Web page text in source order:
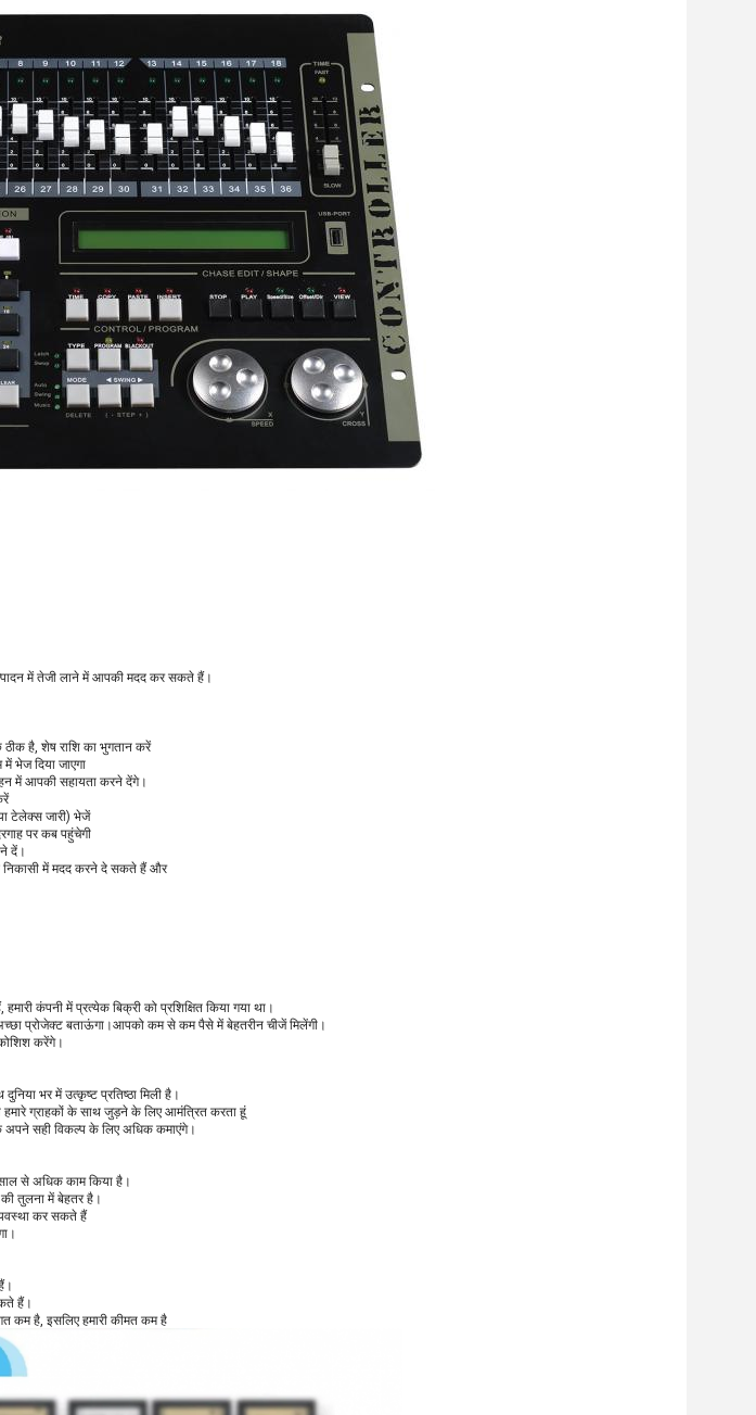
में तेजी लाने में आपकी मदद कर सकते हैं।
ठीक है, शेष राशि का भुगतान करें
भेज दिया जाएगा
में आपकी सहायता करने देंगे।
टेलेक्स जारी) भेजें
पर कब पहुंचेगी
दें।
निकासी में मदद करने दे सकते हैं और
कंपनी में प्रत्येक बिक्री को प्रशिक्षित किया गया था।
प्रोजेक्ट बताऊंगा।आपको कम से कम पैसे में बेहतरीन चीजें मिलेंगी।
करेंगे।
भर में उत्कृष्ट प्रतिष्ठा मिली है।
ग्राहकों के साथ जुड़ने के लिए आमंत्रित करता हूं
अपने सही विकल्प के लिए अधिक कमाएंगे।
से अधिक काम किया है।
की तुलना में बेहतर है।
कर सकते हैं
हैं।
कम है, इसलिए हमारी कीमत कम है